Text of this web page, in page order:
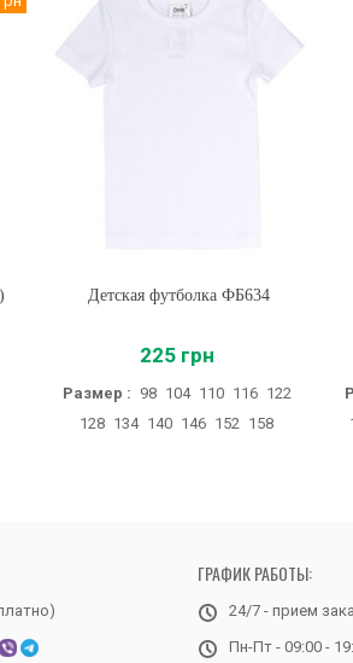
Купить
Детская футболка ФБ634
225 грн
Размер : 98 104 110 116 122
128 134 140 146 152 158
ГРАФИК РАБОТЫ:
24/7 - прием
Пн-Пт - 09:00 -